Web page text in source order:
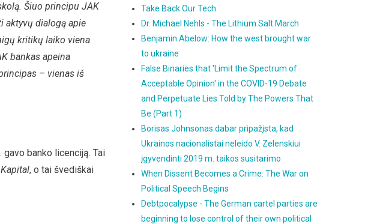
Šiuo principu JAK
aktyvų dialogą apie
kritikų laiko viena
bankas apeina
– vienas iš
banko licenciją. Tai
, o tai švediškai
Take Back Our Tech
Dr. Michael Nehls - The Lithium Salt March
Benjamin Abelow: How the west brought war
to ukraine
False Binaries that 'Limit the Spectrum of
Acceptable Opinion' in the COVID-19 Debate
and Perpetuate Lies Told by The Powers That
Be (Part 1)
Borisas Johnsonas dabar pripažįsta, kad
Ukrainos nacionalistai neleido V. Zelenskiui
įgyvendinti 2019 m. taikos susitarimo
When Dissent Becomes a Crime: The War on
Political Speech Begins
Debtpocalypse - The German cartel parties are
beginning to lose control of their own political